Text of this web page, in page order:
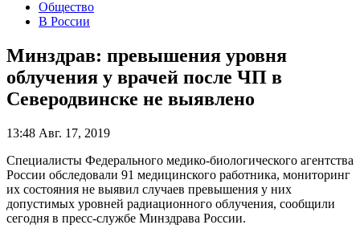
Общество
В России
Минздрав: превышения уровня
облучения у врачей после ЧП в
Северодвинске не выявлено
13:48 Авг. 17, 2019
Специалисты Федерального медико-биологического агентства
России обследовали 91 медицинского работника, мониторинг
их состояния не выявил случаев превышения у них
допустимых уровней радиационного облучения, сообщили
сегодня в пресс-службе Минздрава России.